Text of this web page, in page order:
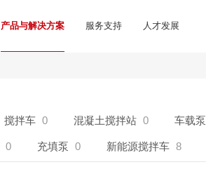
产品与解决方案 服务支持 人才发展
搅拌车 0 混凝土搅拌站 0 车载泵
0 充填泵 0 新能源搅拌车 8